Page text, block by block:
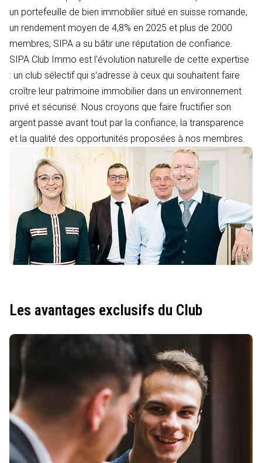
un portefeuille de bien immobilier situé en suisse romande,
un rendement moyen de 4,8% en 2025 et plus de 2000
membres, SIPA a su bâtir une réputation de confiance.
SIPA Club Immo est l'évolution naturelle de cette expertise
: un club sélectif qui s'adresse à ceux qui souhaitent faire
croître leur patrimoine immobilier dans un environnement
privé et sécurisé. Nous croyons que faire fructifier son
argent passe avant tout par la confiance, la transparence
et la qualité des opportunités proposées à nos membres.
Les avantages exclusifs du Club